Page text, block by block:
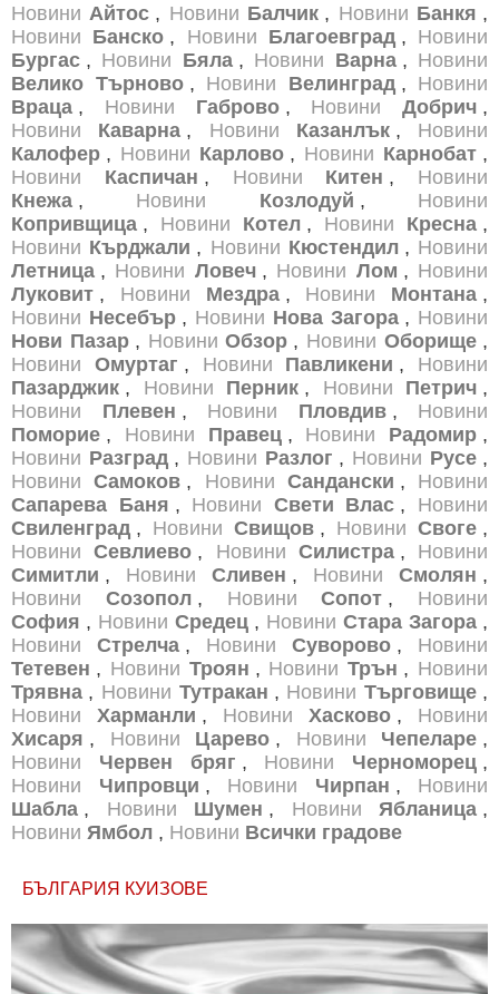
Новини Айтос , Новини Балчик , Новини Банкя ,
Новини Банско , Новини Благоевград , Новини
Бургас , Новини Бяла , Новини Варна , Новини
Велико Търново , Новини Велинград , Новини
Враца , Новини Габрово , Новини Добрич ,
Новини
Каварна , Новини Казанлък , Новини
Калофер , Новини Карлово , Новини Карнобат ,
Новини
Каспичан , Новини Китен , Новини
Кнежа , Новини Козлодуй , Новини
Копривщица , Новини Котел , Новини Кресна ,
Новини Кърджали , Новини Кюстендил , Новини
Летница , Новини Ловеч , Новини Лом , Новини
Луковит , Новини Мездра , Новини Монтана ,
Новини Несебър , Новини Нова Загора , Новини
Нови Пазар , Новини Обзор , Новини Оборище ,
Новини
Омуртаг , Новини Павликени , Новини
Пазарджик , Новини Перник , Новини Петрич ,
Новини
Плевен , Новини Пловдив , Новини
Поморие , Новини Правец , Новини Радомир ,
Новини Разград , Новини Разлог , Новини Русе ,
Новини
Самоков , Новини Сандански , Новини
Сапарева Баня , Новини Свети Влас , Новини
Свиленград , Новини Свищов , Новини Своге ,
Новини
Севлиево , Новини Силистра , Новини
Симитли , Новини Сливен , Новини Смолян ,
Новини
Созопол , Новини Сопот , Новини
София , Новини Средец , Новини Стара Загора ,
Новини
Стрелча , Новини Суворово , Новини
Тетевен , Новини Троян , Новини Трън , Новини
Трявна , Новини Тутракан , Новини Търговище ,
Новини
Харманли , Новини Хасково , Новини
Хисаря , Новини Царево , Новини Чепеларе ,
Новини
Червен бряг , Новини Черноморец ,
Новини
Чипровци , Новини Чирпан , Новини
Шабла , Новини Шумен , Новини Ябланица ,
Новини Ямбол , Новини Всички градове
БЪЛГАРИЯ КУИЗОВЕ